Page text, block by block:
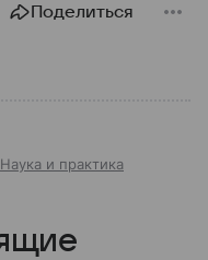
Поделиться
Наука и практика